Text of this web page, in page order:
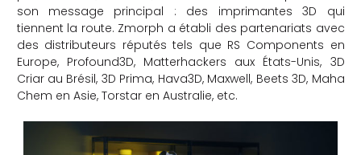
son message principal : des imprimantes 3D qui
tiennent la route. Zmorph a établi des partenariats avec
des distributeurs réputés tels que RS Components en
Europe, Profound3D, Matterhackers aux États-Unis, 3D
Criar au Brésil, 3D Prima, Hava3D, Maxwell, Beets 3D, Maha
Chem en Asie, Torstar en Australie, etc.